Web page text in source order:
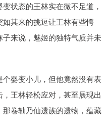
状态的王林实在微不足道，
其来的挑逗让王林有些愕
来说，魅姬的独特气质并未
婴变小儿，但他竟然没有表
王林轻松应对，甚至展现出
卷轴乃仙遗族的遗物，蕴藏